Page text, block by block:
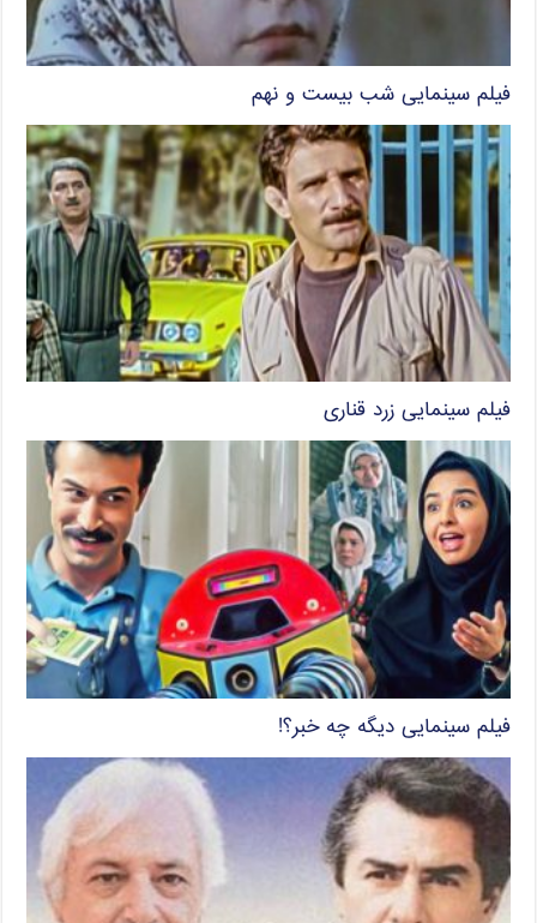
فیلم سینمایی شب بیست و نهم
فیلم سینمایی زرد قناری
فیلم سینمایی دیگه چه خبر؟!